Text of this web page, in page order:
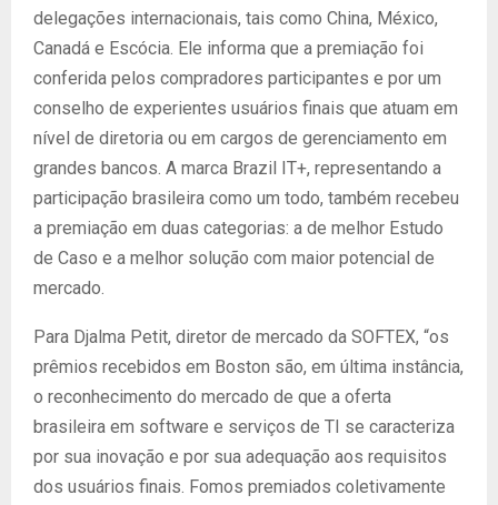
delegações internacionais, tais como China, México,
Canadá e Escócia. Ele informa que a premiação foi
conferida pelos compradores participantes e por um
conselho de experientes usuários finais que atuam em
nível de diretoria ou em cargos de gerenciamento em
grandes bancos. A marca Brazil IT+, representando a
participação brasileira como um todo, também recebeu
a premiação em duas categorias: a de melhor Estudo
de Caso e a melhor solução com maior potencial de
mercado.
Para Djalma Petit, diretor de mercado da SOFTEX, “os
prêmios recebidos em Boston são, em última instância,
o reconhecimento do mercado de que a oferta
brasileira em software e serviços de TI se caracteriza
por sua inovação e por sua adequação aos requisitos
dos usuários finais. Fomos premiados coletivamente